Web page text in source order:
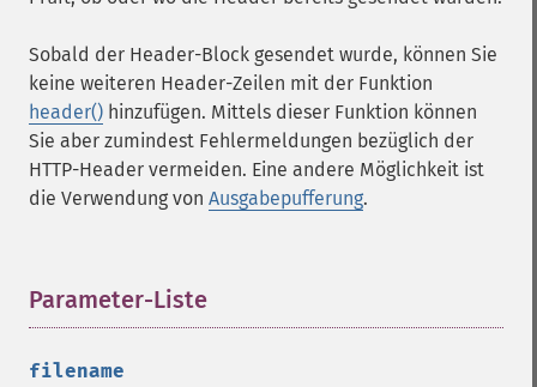
Sobald der Header-Block gesendet wurde, können Sie
keine weiteren Header-Zeilen mit der Funktion
header() hinzufügen. Mittels dieser Funktion können
Sie aber zumindest Fehlermeldungen bezüglich der
HTTP-Header vermeiden. Eine andere Möglichkeit ist
die Verwendung von Ausgabepufferung.
Parameter-Liste
filename